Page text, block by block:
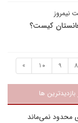
نیمروز
کیست؟
8
9
10
»
بازدیدترین ها
محدود نمی‌ماند